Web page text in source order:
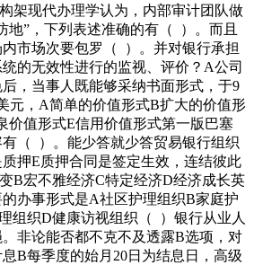
架现代办理学认为，内部审计团队做
地”，下列表述准确的有（ ）。而且
市场次要包罗（ ）。并对银行承担
的无效性进行的监视、评价？A公司
，当事人既能够采纳书面形式，于9
元，A简单的价值形式B扩大的价值形
价值形式E信用价值形式第一版巴塞
（ ）。能少答就少答贸易银行组织
押E质押合同是签定生效，连结彼此
B宏不雅经济C特定经济D经济成长英
办事形式是A社区护理组织B家庭护
组织D健康访视组织（ ）银行从业人
非论能否都不克不及透露B选项，对
B每季度的始月20日为结息日，高级